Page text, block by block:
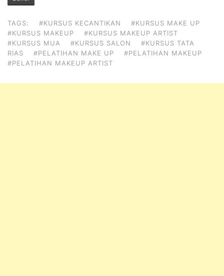
TAGS: #KURSUS KECANTIKAN
#KURSUS MAKE UP
#KURSUS MAKEUP
#KURSUS MAKEUP ARTIST
#KURSUS MUA
#KURSUS SALON
#KURSUS TATA
RIAS
#PELATIHAN MAKE UP
#PELATIHAN MAKEUP
#PELATIHAN MAKEUP ARTIST